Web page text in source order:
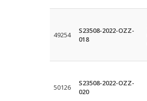
49254
S23508-2022-OZZ-
018
50126
S23508-2022-OZZ-
020